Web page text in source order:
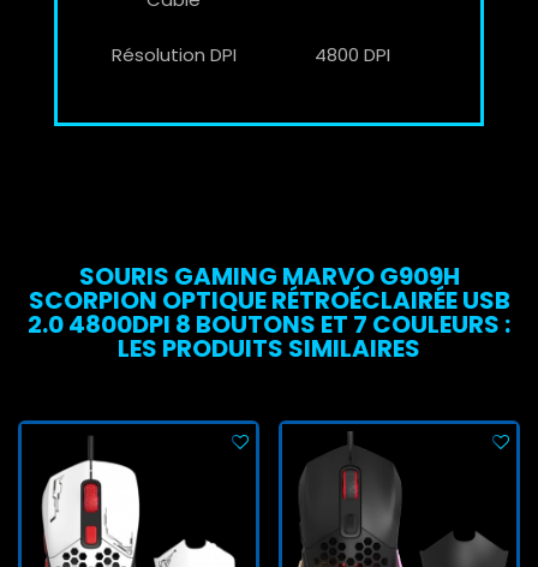
Résolution DPI 4800 DPI
SOURIS GAMING MARVO G909H
SCORPION OPTIQUE RÉTROÉCLAIRÉE USB
2.0 4800DPI 8 BOUTONS ET 7 COULEURS :
LES PRODUITS SIMILAIRES